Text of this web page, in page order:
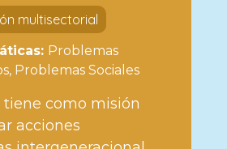
multisectorial
Problemas
Problemas Sociales
tiene como misión
acciones